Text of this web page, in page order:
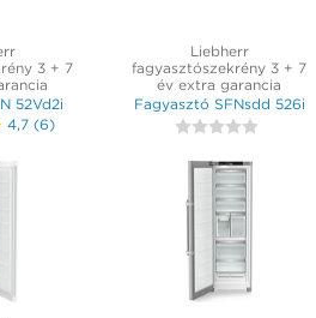
3 + 7
52Vd2i
4,7(6)
Liebherr
fagyasztószekrény 3 + 7
év extra garancia
Fagyasztó SFNsdd 526i